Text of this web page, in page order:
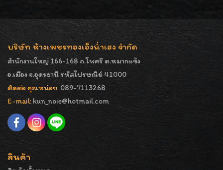
บริษัท ห้างเพชรทองเอ็งน่ำเฮง จำกัด
สำนักงานใหญ่ 166-168 ถ.โพศรี ต.หมากแข้ง
อ.เมือง จ.อุดรธานี รหัสไปรษณีย์ 41000
ติดต่อ คุณหน่อย 089-7113268
E-mail: kun_noie@hotmail.com
สินค้า